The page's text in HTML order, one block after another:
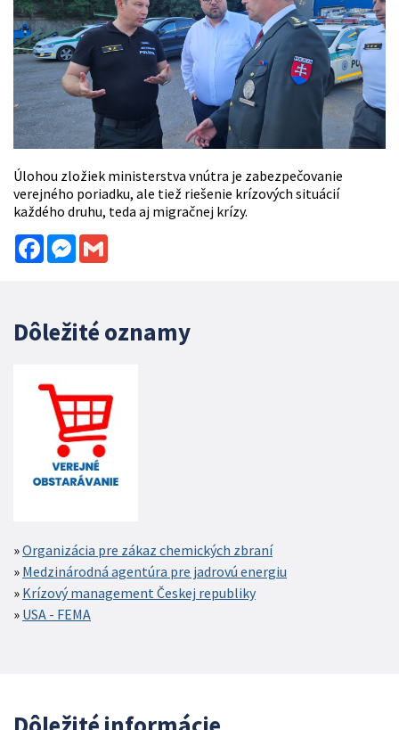
Úlohou zložiek ministerstva vnútra je zabezpečovanie
verejného poriadku, ale tiež riešenie krízových situácií
každého druhu, teda aj migračnej krízy.
FacebookMessenger
Dôležité oznamy
Organizácia pre zákaz chemických zbraní
Medzinárodná agentúra pre jadrovú energiu
Krízový management Českej republiky
USA - FEMA